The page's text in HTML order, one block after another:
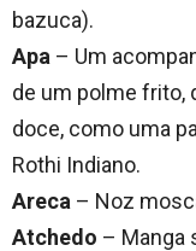
bazuca).
Apa – Um
de um polme frito,
doce, como uma
Rothi Indiano.
Areca – Noz
Atchedo – Manga